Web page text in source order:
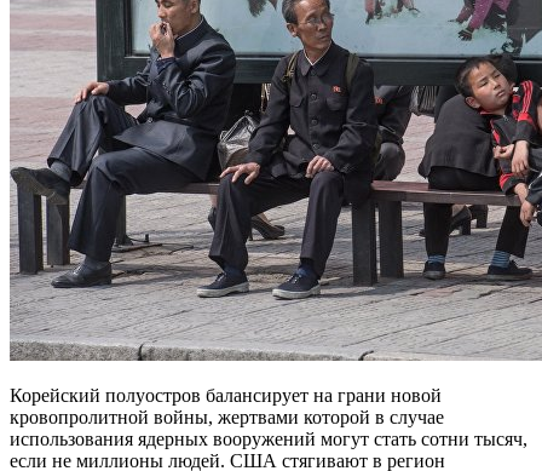
Корейский полуостров балансирует на грани новой
кровопролитной войны, жертвами которой в случае
использования ядерных вооружений могут стать сотни тысяч,
если не миллионы людей. США стягивают в регион